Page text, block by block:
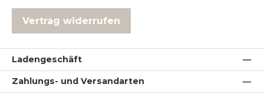
Vertrag widerrufen
Ladengeschäft
Zahlungs- und Versandarten